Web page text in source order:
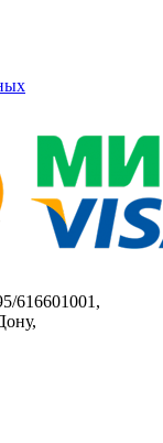
616601001,